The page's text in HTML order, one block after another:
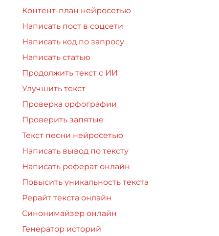
Контент-план нейросетью
Написать пост в соцсети
Написать код по запросу
Написать статью
Продолжить текст с ИИ
Улучшить текст
Проверка орфографии
Проверить запятые
Текст песни нейросетью
Написать вывод по тексту
Написать реферат онлайн
Повысить уникальность текста
Рерайт текста онлайн
Синонимайзер онлайн
Генератор историй